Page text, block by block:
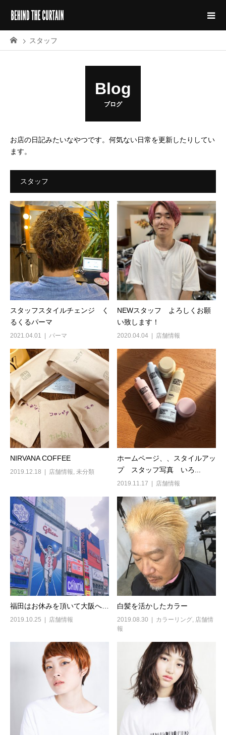
スタッフ
Blog
ブログ
お店の日記みたいなやつです。何気ない日常を更新したりしてい
ます。
スタッフ
スタッフスタイルチェンジ く
るくるパーマ
2021.04.01 パーマ
NEWスタッフ よろしくお願
い致します！
2020.04.04 店舗情報
NIRVANA COFFEE
2019.12.18 店舗情報, 未分類
ホームページ、、スタイルアッ
プ スタッフ写真 いろ...
2019.11.17 店舗情報
福田はお休みを頂いて大阪へ…
2019.10.25 店舗情報
白髪を活かしたカラー
2019.08.30 カラーリング, 店舗情
報